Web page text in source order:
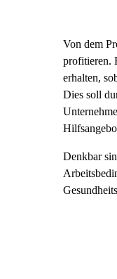
Von dem
profitieren.
erhalten,
Dies soll
Denkbar